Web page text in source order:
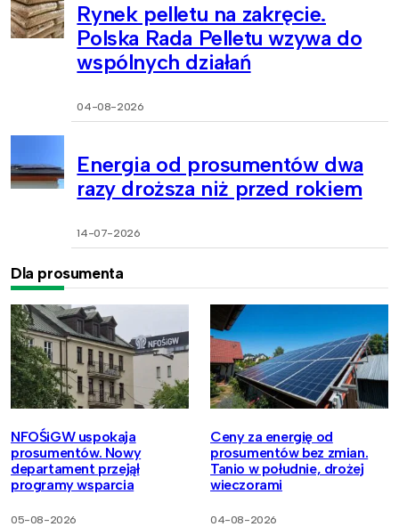
Rynek pelletu na zakręcie.
Polska Rada Pelletu wzywa do
wspólnych działań
04-08-2026
Energia od prosumentów dwa
razy droższa niż przed rokiem
14-07-2026
Dla prosumenta
NFOŚiGW uspokaja
prosumentów. Nowy
departament przejął
programy wsparcia
05-08-2026
Ceny za energię od
prosumentów bez zmian.
Tanio w południe, drożej
wieczorami
04-08-2026